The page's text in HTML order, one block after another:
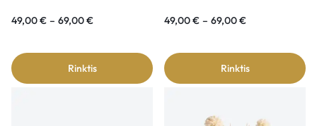
49,00€ – 69,00€
Rinktis
49,00€ – 69,00€
Rinktis